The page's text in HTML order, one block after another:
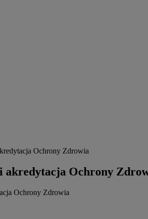
Ochrony Zdrowia
akredytacja Ochrony
Ochrony Zdrowia